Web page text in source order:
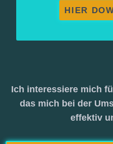
HIER
Ich interessiere mich
das mich bei der
effektiv